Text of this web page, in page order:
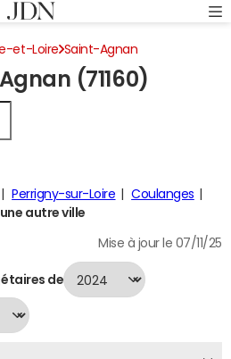
et-Loire Saint-Agnan
(71160)
Perrigny-sur-Loire
Coulanges
autre ville
Mise à jour le 07/11/25
de